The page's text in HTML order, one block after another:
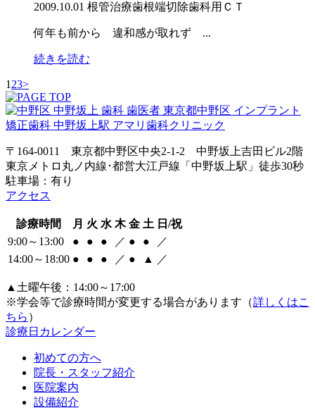
2009.10.01 根管治療歯根端切除歯科用ＣＴ
何年も前から 違和感が取れず ...
続きを読む
123>
〒164-0011 東京都中野区中央2-1-2 中野坂上吉田ビル2階
東京メトロ丸ノ内線･都営大江戸線「中野坂上駅」徒歩30秒
駐車場：有り
アクセス
診療時間 月 火 水 木 金 土 日/祝
9:00～13:00
● ● ● ／ ● ●
／
14:00～18:00 ● ● ● ／ ● ▲ ／
▲土曜午後：14:00～17:00
※学会等で診療時間が変更する場合があります（詳しくはこ
ちら ）
診療日カレンダー
初めての方へ
院長・スタッフ紹介
医院案内
設備紹介